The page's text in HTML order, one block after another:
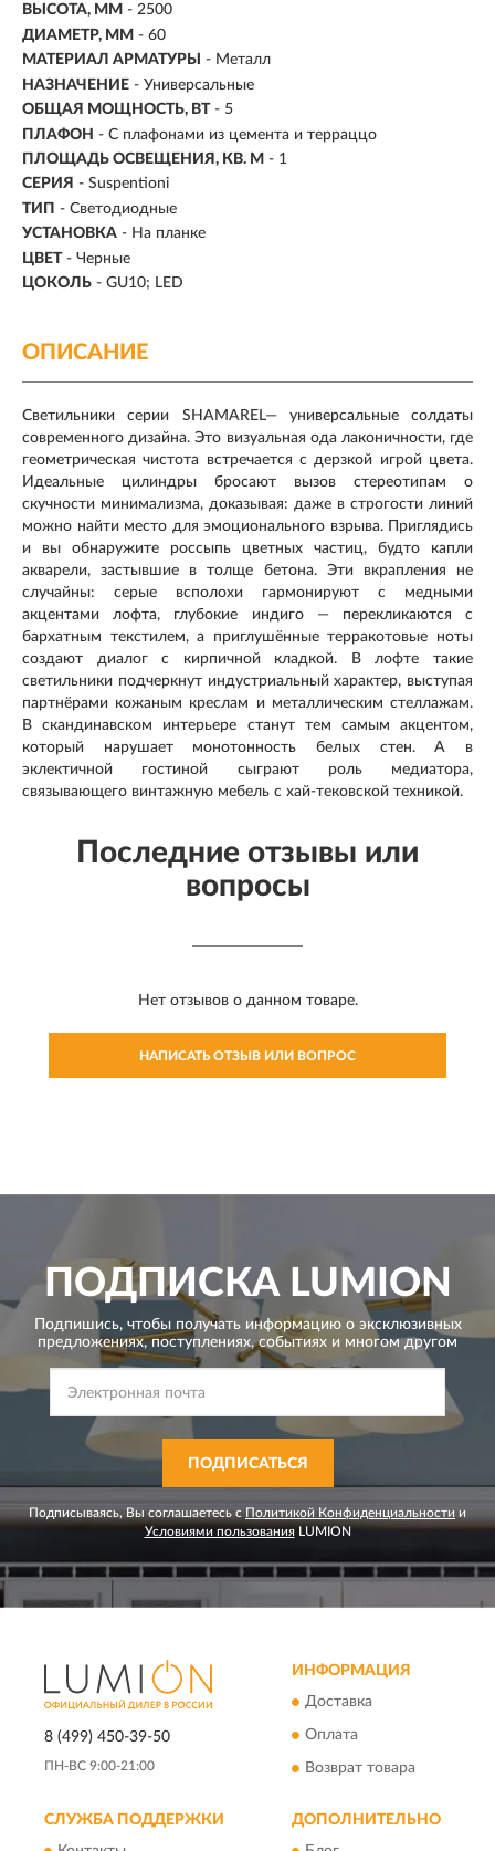
ВЫСОТА, ММ - 2500
ДИАМЕТР, ММ - 60
МАТЕРИАЛ АРМАТУРЫ
- Металл
НАЗНАЧЕНИЕ - Универсальные
ОБЩАЯ МОЩНОСТЬ, ВТ - 5
ПЛАФОН - С плафонами из цемента и терраццо
ПЛОЩАДЬ ОСВЕЩЕНИЯ, КВ. М - 1
СЕРИЯ - Suspentioni
ТИП - Светодиодные
УСТАНОВКА - На планке
ЦВЕТ - Черные
ЦОКОЛЬ - GU10; LED
ОПИСАНИЕ
Светильники серии SHAMAREL— универсальные солдаты
современного дизайна. Это визуальная ода лаконичности, где
геометрическая чистота встречается с дерзкой игрой цвета.
Идеальные цилиндры бросают вызов стереотипам о
скучности минимализма, доказывая: даже в строгости линий
можно найти место для эмоционального взрыва. Приглядись
и вы обнаружите россыпь цветных частиц, будто капли
акварели, застывшие в толще бетона. Эти вкрапления не
случайны: серые всполохи гармонируют с медными
акцентами лофта, глубокие индиго — перекликаются с
бархатным текстилем, а приглушённые терракотовые ноты
создают диалог с кирпичной кладкой. В лофте такие
светильники подчеркнут индустриальный характер, выступая
партнёрами кожаным креслам и металлическим стеллажам.
В скандинавском интерьере станут тем самым акцентом,
который нарушает монотонность белых стен. А в
эклектичной гостиной сыграют роль медиатора,
связывающего винтажную мебель с хай-тековской техникой.
Последние отзывы или
вопросы
Нет отзывов о данном товаре.
НАПИСАТЬ ОТЗЫВ ИЛИ ВОПРОС
ПОДПИСКАLUMION
Подпишись, чтобы получать информацию о эксклюзивных
предложениях,поступлениях, событиях и многом другом
ПОДПИСАТЬСЯ
Подписываясь, Вы соглашаетесь сПолитикой Конфиденциальности и
Условиями пользованияLUMION
8 (499) 450-39-50
ПН-ВС 9:00-21:00
ИНФОРМАЦИЯ
Доставка
Оплата
Возврат товара
СЛУЖБА ПОДДЕРЖКИ ДОПОЛНИТЕЛЬНО